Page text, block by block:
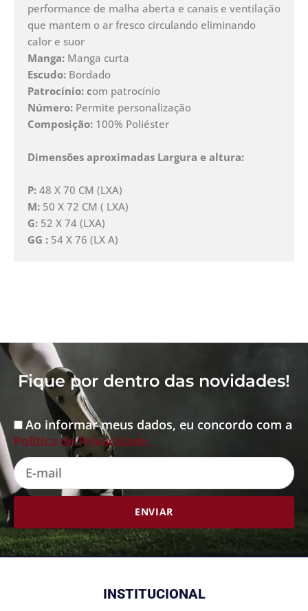
performance de malha aberta e canais e ventilação
que mantem o ar fresco circulando eliminando
calor e suor
Manga: Manga curta
Escudo: Bordado
Patrocínio: com patrocínio
Número: Permite personalização
Composição: 100% Poliéster
Dimensões aproximadas Largura e altura:
P: 48 X 70 CM (LXA)
M: 50 X 72 CM ( LXA)
G: 52 X 74 (LXA)
GG : 54 X 76 (LX A)
Fique por dentro das novidades!
Ao informar meus dados, eu concordo com a
Política de Privacidade.
E-
mail
ENVIAR
INSTITUCIONAL